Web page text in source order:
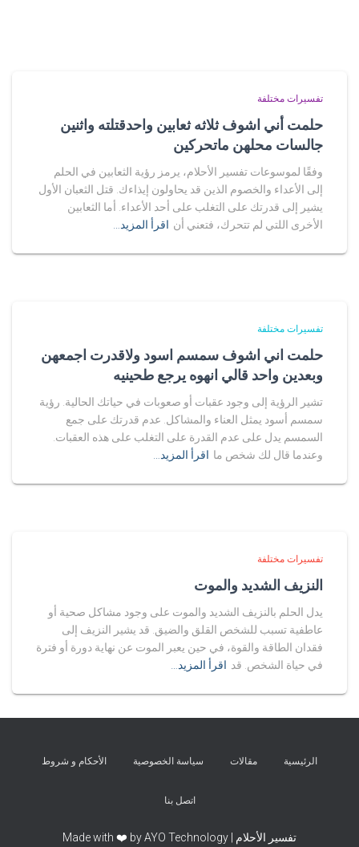
تفسيرات مختلفة
حلمت أني اشوف ثلاثه ثعابين واحدقتلته واثنين
جالسات محلهن ماتحركين
وفقًا لموسوعات تفسير الأحلام، يرمز رؤية الثعابين في الحلم
إلى الأعداء والخصوم الذين قد يحاولون إيذاءك. قتل الثعبان الأول
يشير إلى قدرتك على التغلب على أحد الأعداء. أما الثعابين
الأخرى اللتي لم تتحرك، فتعني أن اقرأ المزيد…
تفسيرات مختلفة
حلمت اني اشوف سمسم اسود ولاقدرت اجمعهن
وبعدين واحد قالي انهوه يرجع طحينيه
تشير الرؤية إلى وجود عقبات أو صعوبات في حياتك الحالية. رؤية
سمسم أسود يمثل العناء والمشاكل. عدم قدرتك على جمع
السمسم يدل على عدم القدرة على التغلب على هذه العقبات.
وعندما قال لك شخص ما اقرأ المزيد…
تفسيرات مختلفة
النزيف الشديد والموت
يدل الحلم بالنزيف الشديد والموت على وجود مشاكل صحية أو
عاطفية تسبب للشخص القلق والضيق. قد يشير النزيف إلى
فقدان الطاقة والقوة، في حين يعبر الموت عن نهاية دورة أو فترة
في حياة الشخص. قد اقرأ المزيد…
الرئيسية مقالات سياسة الخصوصية الأحكام و شروط
اتصل بنا
تفسير الأحلام | Made with ❤️ by AYO Technology